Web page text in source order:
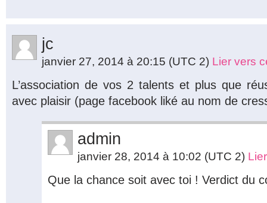
jc
janvier 27, 2014 à 20:15 (UTC 2) Lier vers
L’association de vos 2 talents et plus que
avec plaisir (page facebook liké au nom de
admin
janvier 28, 2014 à 10:02 (UTC 2)
Que la chance soit avec toi ! Verdict du